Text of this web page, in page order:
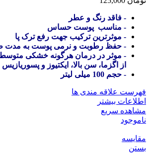
- فاقد رنگ و عطر
- مناسب پوست حساس
- موثرترین ترکیب جهت رفع ترک پا
- حفظ رطوبت و نرمی پوست به مدت
- موثر در درمان هرگونه خشکی
از اگزما، سن بالا، ایکتیوز و پسوریازیس
- حجم 100 میلی لیتر
فهرست علاقه مندی ها
اطلاعات بیشتر
مشاهده سریع
ناموجود
مقایسه
بستن